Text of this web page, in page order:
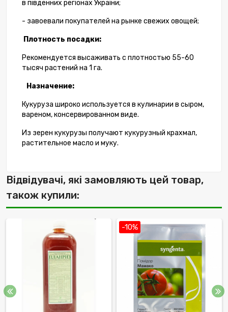
в південних регіонах України;
- завоевали покупателей на рынке свежих овощей;
Плотность посадки:
Рекомендуется высаживать с плотностью 55-60
тысяч растений на 1 га.
Назначение:
Кукуруза широко используется в кулинарии в сыром,
вареном, консервированном виде.
Из зерен кукурузы получают кукурузный крахмал,
растительное масло и муку.
Відвідувачі, які замовляють цей товар,
також купили:
-10%